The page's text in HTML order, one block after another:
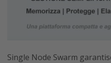
Single Node Swarm